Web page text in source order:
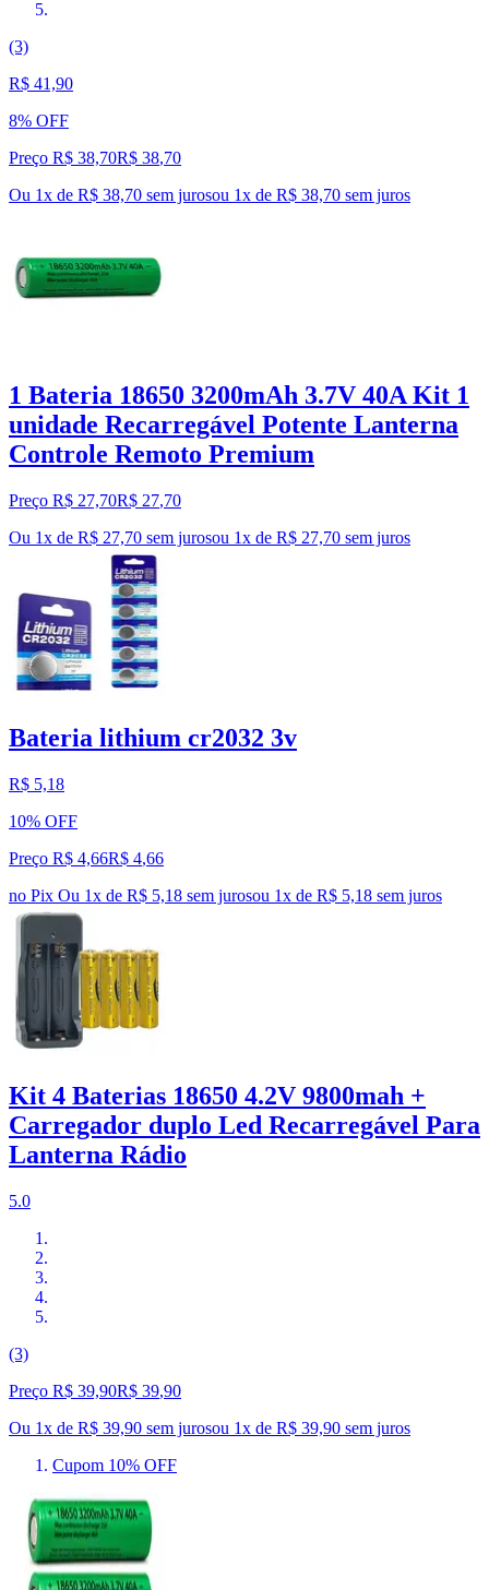
(3)
R$ 41,90
8% OFF
Preço R$ 38,70R$ 38,70
Ou 1x de R$ 38,70 sem jurosou 1x de R$ 38,70 sem juros
1 Bateria 18650 3200mAh 3.7V 40A Kit 1
unidade Recarregável Potente Lanterna
Controle Remoto Premium
Preço R$ 27,70R$ 27,70
Ou 1x de R$ 27,70 sem jurosou 1x de R$ 27,70 sem juros
Bateria lithium cr2032 3v
R$ 5,18
10% OFF
Preço R$ 4,66R$ 4,66
no Pix Ou 1x de R$ 5,18 sem jurosou 1x de R$ 5,18 sem juros
Kit 4 Baterias 18650 4.2V 9800mah +
Carregador duplo Led Recarregável Para
Lanterna Rádio
5.0
(3)
Preço R$ 39,90R$ 39,90
Ou 1x de R$ 39,90 sem jurosou 1x de R$ 39,90 sem juros
Cupom 10% OFF